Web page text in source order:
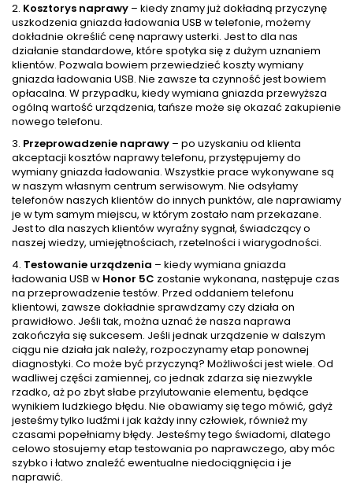
2. Kosztorys naprawy – kiedy znamy już dokładną przyczynę
uszkodzenia gniazda ładowania USB w telefonie, możemy
dokładnie określić cenę naprawy usterki. Jest to dla nas
działanie standardowe, które spotyka się z dużym uznaniem
klientów. Pozwala bowiem przewiedzieć koszty wymiany
gniazda ładowania USB. Nie zawsze ta czynność jest bowiem
opłacalna. W przypadku, kiedy wymiana gniazda przewyższa
ogólną wartość urządzenia, tańsze może się okazać zakupienie
nowego telefonu.
3. Przeprowadzenie naprawy – po uzyskaniu od klienta
akceptacji kosztów naprawy telefonu, przystępujemy do
wymiany gniazda ładowania. Wszystkie prace wykonywane są
w naszym własnym centrum serwisowym. Nie odsyłamy
telefonów naszych klientów do innych punktów, ale naprawiamy
je w tym samym miejscu, w którym zostało nam przekazane.
Jest to dla naszych klientów wyraźny sygnał, świadczący o
naszej wiedzy, umiejętnościach, rzetelności i wiarygodności.
4. Testowanie urządzenia – kiedy wymiana gniazda
ładowania USB w Honor 5C zostanie wykonana, następuje czas
na przeprowadzenie testów. Przed oddaniem telefonu
klientowi, zawsze dokładnie sprawdzamy czy działa on
prawidłowo. Jeśli tak, można uznać że nasza naprawa
zakończyła się sukcesem. Jeśli jednak urządzenie w dalszym
ciągu nie działa jak należy, rozpoczynamy etap ponownej
diagnostyki. Co może być przyczyną? Możliwości jest wiele. Od
wadliwej części zamiennej, co jednak zdarza się niezwykle
rzadko, aż po zbyt słabe przylutowanie elementu, będące
wynikiem ludzkiego błędu. Nie obawiamy się tego mówić, gdyż
jesteśmy tylko ludźmi i jak każdy inny człowiek, również my
czasami popełniamy błędy. Jesteśmy tego świadomi, dlatego
celowo stosujemy etap testowania po naprawczego, aby móc
szybko i łatwo znaleźć ewentualne niedociągnięcia i je
naprawić.